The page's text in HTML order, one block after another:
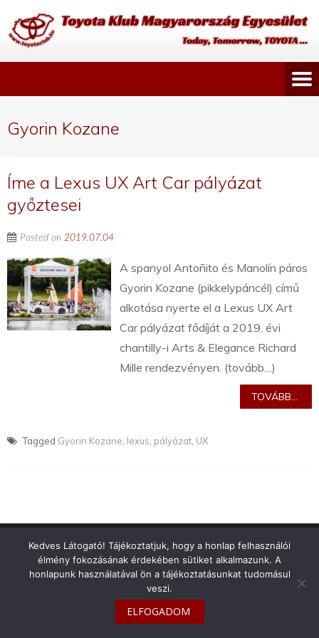
Gyorin Kozane
Íme a Lexus UX Art Car pályázat
győztesei
Posted on 2019.07.04
A spanyol Antoñito és Manolín páros
Gyorin Kozane (pikkelypáncél) című
alkotása nyerte el a Lexus UX Art
Car pályázat fődíját a 2019. évi
chantilly-i Arts & Elegance Richard
Mille rendezvényen. (tovább…)
TOVÁBB...
Tagged Gyorin Kozane lexus pályázat UX
Copyright © 2026Toyota Klub Magyarország
Kedves Látogató! Tájékoztatjuk, hogy a honlap felhasználói
élmény fokozásának érdekében sütiket alkalmazunk. A
honlapunk használatával ön a tájékoztatásunkat tudomásul
veszi.
ELFOGADOM